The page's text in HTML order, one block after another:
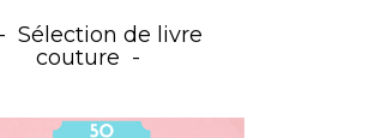
Sélection de livre
couture